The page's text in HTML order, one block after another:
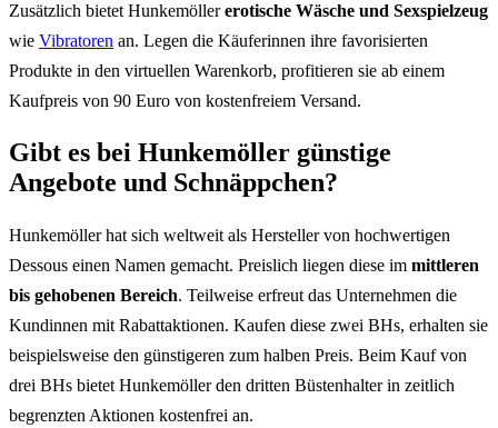
Zusätzlich bietet Hunkemöllererotische Wäsche und Sexspielzeug
wie Vibratoren an. Legen die Käuferinnen ihre favorisierten
Produkte in den virtuellen Warenkorb, profitieren sie ab einem
Kaufpreis von 90 Euro von kostenfreiem Versand.
Gibt es bei Hunkemöller günstige
Angebote und Schnäppchen?
Hunkemöller hat sich weltweit als Hersteller von hochwertigen
Dessous einen Namen gemacht. Preislich liegen diese im mittleren
bis gehobenen Bereich. Teilweise erfreut das Unternehmen die
Kundinnen mit Rabattaktionen. Kaufen diese zwei BHs, erhalten sie
beispielsweise den günstigeren zum halben Preis. Beim Kauf von
drei BHs bietet Hunkemöller den dritten Büstenhalter in zeitlich
begrenzten Aktionen kostenfrei an.